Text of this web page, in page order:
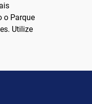
o Parque
Utilize